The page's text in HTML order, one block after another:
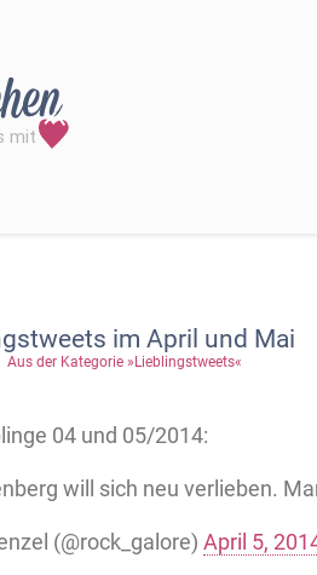
im April und Mai
Aus der Kategorie »Lieblingstweets«
04 und 05/2014:
will sich neu verlieben.
(@rock_galore) April 5,